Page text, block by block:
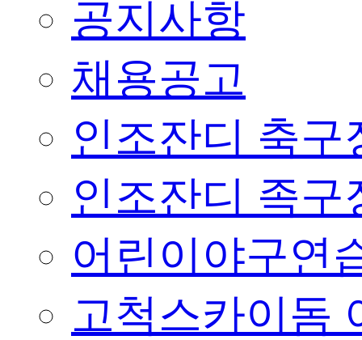
공지사항
채용공고
인조잔디 축구
인조잔디 족구
어린이야구연
고척스카이돔